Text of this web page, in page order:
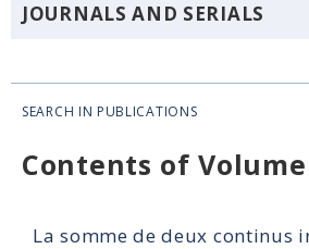
JOURNALS AND SERIALS
SEARCH IN PUBLICATIONS
Contents of Volume
La somme de deux continus